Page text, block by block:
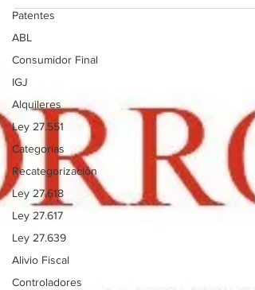
Patentes
ABL
Consumidor Final
IGJ
Alquileres
Ley 27.551
Categorías
Recategorización
Ley 27.618
Ley 27.617
Ley 27.639
Alivio Fiscal
Controladores